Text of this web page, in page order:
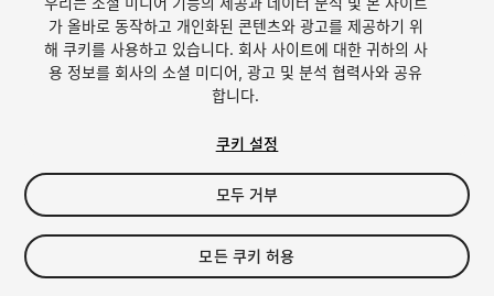
1/11
FREE
in the past week
가 올바로 동작하고 개인화된 콘텐츠와 광고를 제공하기 위
해 쿠키를 사용하고 있습니다. 회사 사이트에 대한 귀하의 사
용 정보를 회사의 소셜 미디어, 광고 및 분석 협력사와 공유
합니다.
쿠키 설정
모두 거부
모든 쿠키 허용